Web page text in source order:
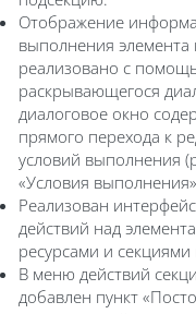
Отображение
выполнения элемента
реализовано с
раскрывающегося
диалоговое окно
прямого перехода к
условий выполнения
«Условия
Реализован
действий над
ресурсами и секциями
В меню действий
добавлен пункт